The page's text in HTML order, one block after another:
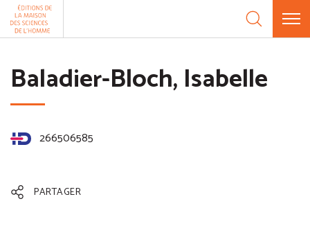
Aller au contenu
Baladier-Bloch, Isabelle
266506585
PARTAGER
Panneau de gestion des cookies